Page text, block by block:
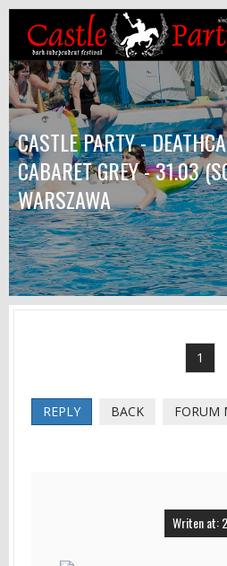
CASTLE PARTY -
CABARET GREY - 31.03
WARSZAWA
1
REPLY BACK FORUM
Writen at: